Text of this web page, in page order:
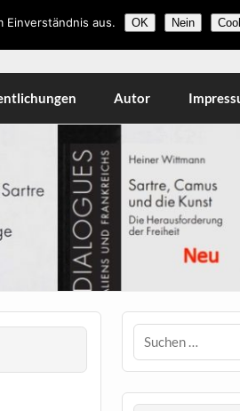
Autor
Einverständnis aus. OK Nein